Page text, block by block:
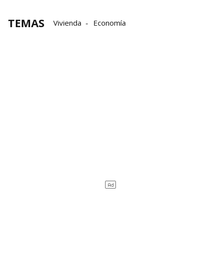
TEMAS Vivienda Economía